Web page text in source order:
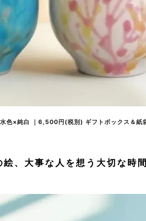
色×純白 ｜6,500円(税別) ギフトボックス＆紙
、大事な人を想う大切な時間